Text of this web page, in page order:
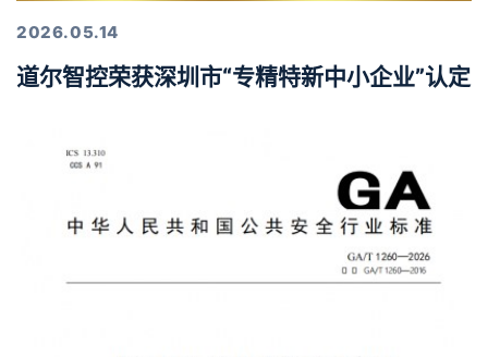
2026.05.14
道尔智控荣获深圳市“专精特新中小企业”认定